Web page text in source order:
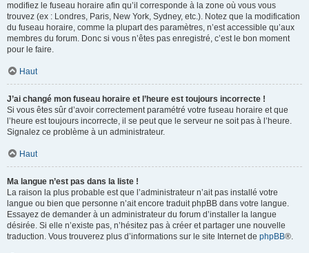
modifiez le fuseau horaire afin qu’il corresponde à la zone où vous vous
trouvez (ex : Londres, Paris, New York, Sydney, etc.). Notez que la modification
du fuseau horaire, comme la plupart des paramètres, n’est accessible qu’aux
membres du forum. Donc si vous n’êtes pas enregistré, c’est le bon moment
pour le faire.
Haut
J’ai changé mon fuseau horaire et l’heure est toujours incorrecte !
Si vous êtes sûr d’avoir correctement paramétré votre fuseau horaire et que
l’heure est toujours incorrecte, il se peut que le serveur ne soit pas à l’heure.
Signalez ce problème à un administrateur.
Haut
Ma langue n’est pas dans la liste !
La raison la plus probable est que l’administrateur n’ait pas installé votre
langue ou bien que personne n’ait encore traduit phpBB dans votre langue.
Essayez de demander à un administrateur du forum d’installer la langue
désirée. Si elle n’existe pas, n’hésitez pas à créer et partager une nouvelle
traduction. Vous trouverez plus d’informations sur le site Internet de phpBB®.